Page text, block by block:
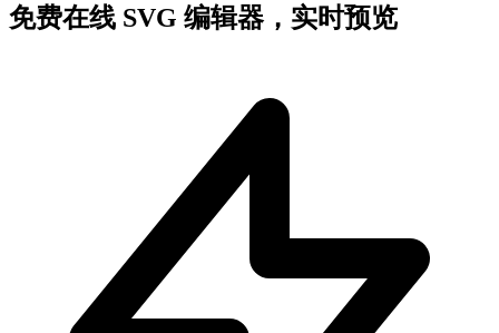
免费在线 SVG 编辑器，实时预览